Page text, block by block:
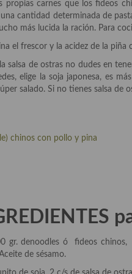
propias carnes que los fideos
cantidad determinada de
más lucida la ración. Para
el frescor y la acidez de la
salsa de ostras no dudes en
elige la soja japonesa, es
salado. Si no tienes salsa de
gr. denoodles ó fideos
de sésamo.